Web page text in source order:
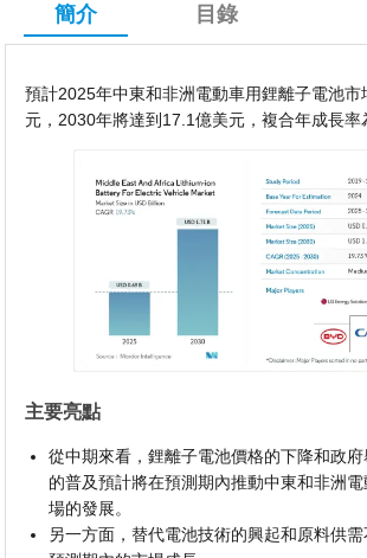
簡介 目錄
預計2025年中東和非洲電動車用鋰離子電池市
元，2030年將達到17.1億美元，複合年成長率
主要亮點
從中期來看，鋰離子電池價格的下降和政
的普及預計將在預測期內推動中東和非洲
場的發展。
另一方面，替代電池技術的興起和原料供